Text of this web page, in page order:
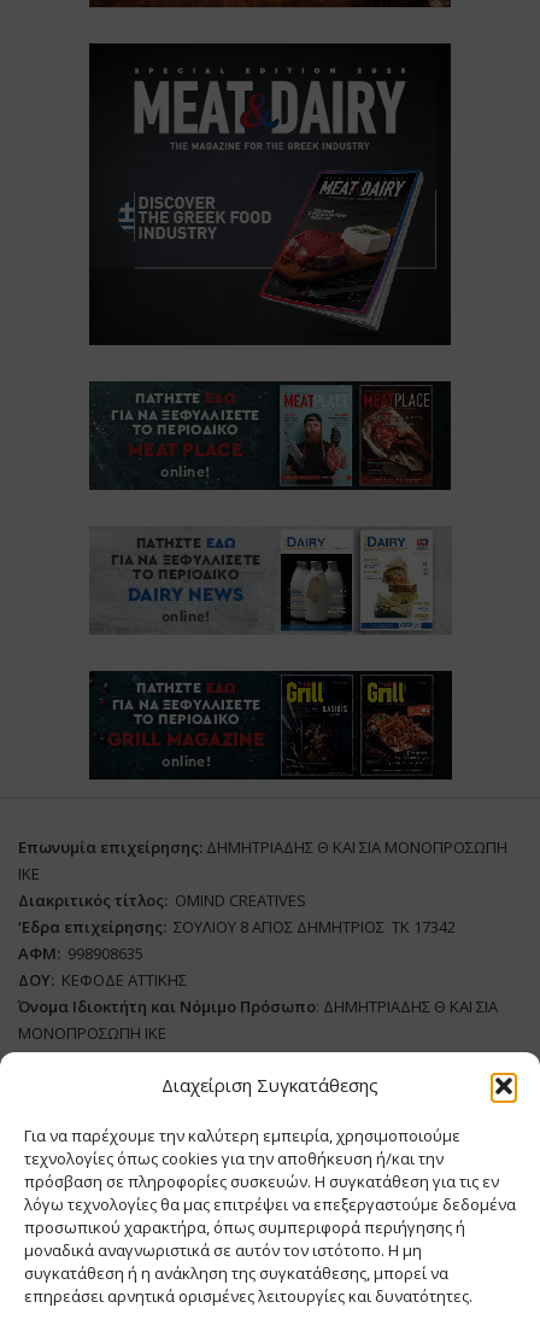
Διαχείριση Συγκατάθεσης
Για να παρέχουμε την καλύτερη εμπειρία, χρησιμοποιούμε
τεχνολογίες όπως cookies για την αποθήκευση ή/και την
πρόσβαση σε πληροφορίες συσκευών. Η συγκατάθεση για τις εν
λόγω τεχνολογίες θα μας επιτρέψει να επεξεργαστούμε δεδομένα
προσωπικού χαρακτήρα, όπως συμπεριφορά περιήγησης ή
μοναδικά αναγνωριστικά σε αυτόν τον ιστότοπο. Η μη
συγκατάθεση ή η ανάκληση της συγκατάθεσης, μπορεί να
επηρεάσει αρνητικά ορισμένες λειτουργίες και δυνατότητες.
Επωνυμία επιχείρησης: ΔΗΜΗΤΡΙΑΔΗΣ Θ ΚΑΙ ΣΙΑ ΜΟΝΟΠΡΟΣΩΠΗ
ΙΚΕ
Διακριτικός τίτλος: ΟΜΙΝD CREATIVES
‘Eδρα επιχείρησης: ΣΟΥΛΙΟΥ 8 ΑΓΙΟΣ ΔΗΜΗΤΡΙΟΣ ΤΚ 17342
ΑΦΜ: 998908635
ΔΟΥ: ΚΕΦΟΔΕ ΑΤΤΙΚΗΣ
Όνομα Ιδιοκτήτη και Νόμιμο Πρόσωπο: ΔΗΜΗΤΡΙΑΔΗΣ Θ ΚΑΙ ΣΙΑ
ΜΟΝΟΠΡΟΣΩΠΗ ΙΚΕ
Διευθυντής Σύνταξης:ΑΘΑΝΑΣΙΟΣ ΑΝΤΩΝΙΟΥ
ΔικαιούχοςDomain:ΔΗΜΗΤΡΙΑΔΗΣ Θ ΚΑΙ ΣΙΑ ΜΟΝΟΠΡΟΣΩΠΗ ΙΚΕ
Διευθυντής: ΕΥΘΥΜΙΑΤΟΥ ΜΑΡΙΑ
Διαχειριστής:
ΕΥΘΥΜΙΑΤΟΥ ΜΑΡΙΑ
Δήλωση Συμμόρφωσης